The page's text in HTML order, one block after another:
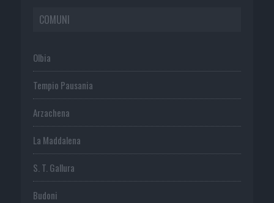
COMUNI
Olbia
Tempio Pausania
Arzachena
La Maddalena
S. T. Gallura
Budoni